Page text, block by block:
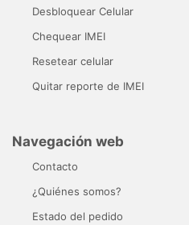
Desbloquear Celular
Chequear IMEI
Resetear celular
Quitar reporte de IMEI
Navegación web
Contacto
¿Quiénes somos?
Estado del pedido